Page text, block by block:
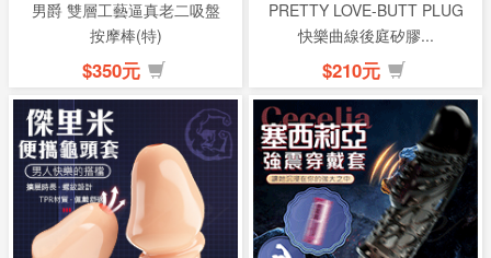
男爵 雙層工藝逼真老二吸盤
按摩棒(特)
$350元
PRETTY LOVE-BUTT PLUG
快樂曲線後庭矽膠...
$210元